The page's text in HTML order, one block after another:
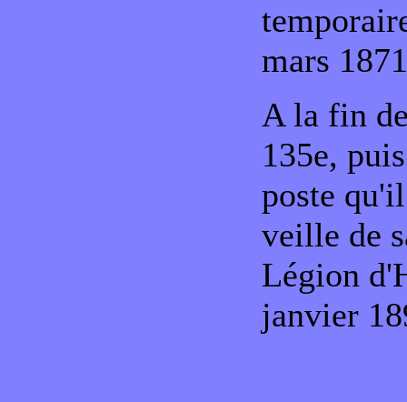
mars
A la fin
135e,
poste
veille de
Légion
janvier